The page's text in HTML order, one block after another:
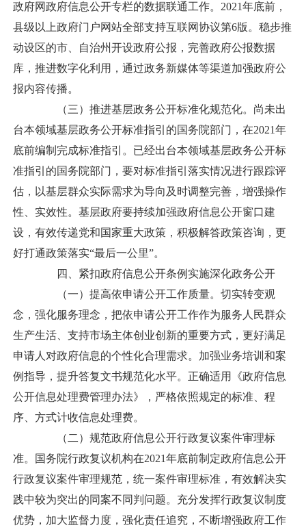
政府网政府信息公开专栏的数据联通工作。2021年底前，
县级以上政府门户网站全部支持互联网协议第6版。稳步推
动设区的市、自治州开设政府公报，完善政府公报数据
库，推进数字化利用，通过政务新媒体等渠道加强政府公
报内容传播。
（三）推进基层政务公开标准化规范化。尚未出
台本领域基层政务公开标准指引的国务院部门，在2021年
底前编制完成标准指引。已经出台本领域基层政务公开标
准指引的国务院部门，要对标准指引落实情况进行跟踪评
估，以基层群众实际需求为导向及时调整完善，增强操作
性、实效性。基层政府要持续加强政府信息公开窗口建
设，有效传递党和国家重大政策，积极解答政策咨询，更
好打通政策落实“最后一公里”。
四、紧扣政府信息公开条例实施深化政务公开
（一）提高依申请公开工作质量。切实转变观
念，强化服务理念，把依申请公开工作作为服务人民群众
生产生活、支持市场主体创业创新的重要方式，更好满足
申请人对政府信息的个性化合理需求。加强业务培训和案
例指导，提升答复文书规范化水平。正确适用《政府信息
公开信息处理费管理办法》，严格依照规定的标准、程
序、方式计收信息处理费。
（二）规范政府信息公开行政复议案件审理标
准。国务院行政复议机构在2021年底前制定政府信息公开
行政复议案件审理规范，统一案件审理标准，有效解决实
践中较为突出的同案不同判问题。充分发挥行政复议制度
优势，加大监督力度，强化责任追究，不断增强政府工作